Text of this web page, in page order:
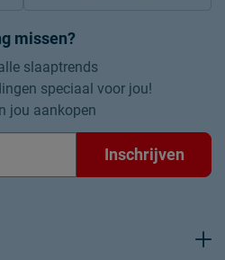
missen?
slaaptrends
speciaal voor jou!
jou aankopen
Inschrijven